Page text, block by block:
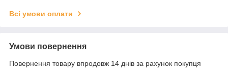
Всі умови оплати
Умови повернення
Повернення товару впродовж 14 днів за рахунок покупця